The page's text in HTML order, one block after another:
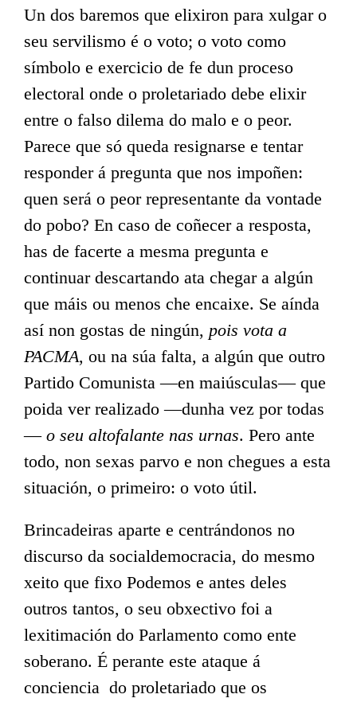
Un dos baremos que elixiron para xulgar o
seu servilismo é o voto; o voto como
símbolo e exercicio de fe dun proceso
electoral onde o proletariado debe elixir
entre o falso dilema do malo e o peor.
Parece que só queda resignarse e tentar
responder á pregunta que nos impoñen:
quen será o peor representante da vontade
do pobo? En caso de coñecer a resposta,
has de facerte a mesma pregunta e
continuar descartando ata chegar a algún
que máis ou menos che encaixe. Se aínda
así non gostas de ningún, pois vota a
PACMA, ou na súa falta, a algún que outro
Partido Comunista —en maiúsculas— que
poida ver realizado —dunha vez por todas
— o seu altofalante nas urnas. Pero ante
todo, non sexas parvo e non chegues a esta
situación, o primeiro: o voto útil.
Brincadeiras aparte e centrándonos no
discurso da socialdemocracia, do mesmo
xeito que fixo Podemos e antes deles
outros tantos, o seu obxectivo foi a
lexitimación do Parlamento como ente
soberano. É perante este ataque á
conciencia do proletariado que os